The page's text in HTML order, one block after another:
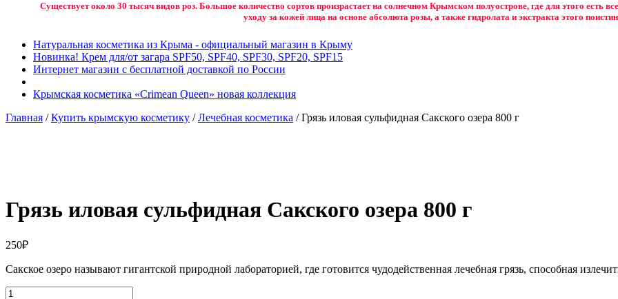
Существует около 30 тысяч видов роз. Большое количество сортов произрастает на солнечном Крымском полуострове, где для этого есть
уходу за кожей лица на основе абсолюта розы, а также гидролата и экстракта этого
Натуральная косметика из Крыма - официальный магазин в Крыму
Новинка! Крем для/от загара SPF50, SPF40, SPF30, SPF20, SPF15
Интернет магазин с бесплатной доставкой по России
Крымская косметика «Crimean Queen» новая коллекция
Главная /Купить крымскую косметику /Лечебная косметика / Грязь иловая сульфидная Сакского озера 800 г
Грязь иловая сульфидная Сакского озера 800 г
250₽
Сакское озеро называют гигантской природной лабораторией, где готовится чудодейственная лечебная грязь, способная